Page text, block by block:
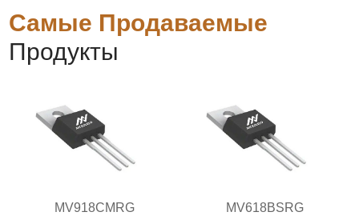
Самые Продаваемые
Продукты
MV918CMRG MV618BSRG